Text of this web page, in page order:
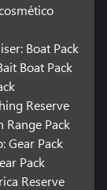
Boat Pack
Boat Pack
Reserve
Pack
Gear Pack
Pack
Reserve